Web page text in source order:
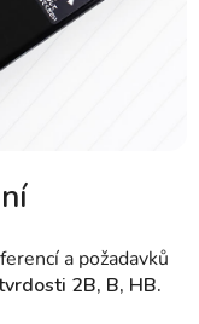
a požadavků
2B, B, HB.